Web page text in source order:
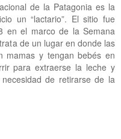
de la Patagonia es la
un “lactario”. El sitio fue
en el marco de la Semana
de un lugar en donde las
mamas y tengan bebés en
para extraerse la leche y
de retirarse de la